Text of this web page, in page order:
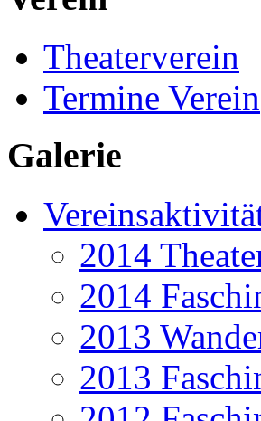
Theaterverein
Termine Verein
Galerie
2014
2014
2013
2013